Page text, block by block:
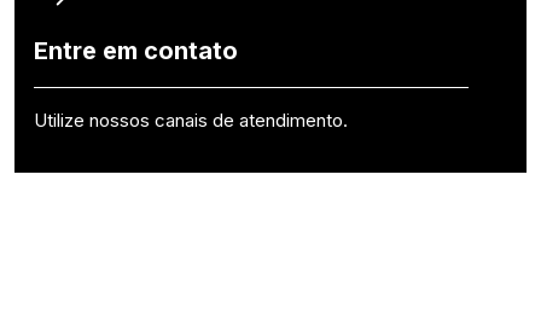
Entre em contato
Utilize nossos canais de atendimento.